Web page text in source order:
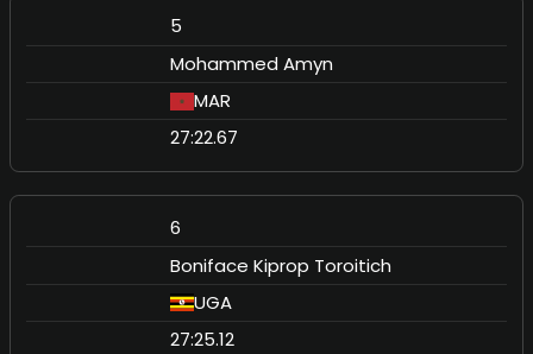
5
Mohammed Amyn
MAR
27:22.67
6
Boniface Kiprop Toroitich
UGA
27:25.12